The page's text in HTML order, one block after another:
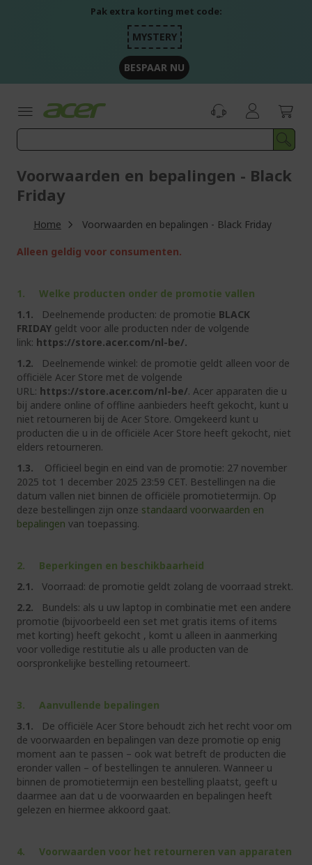
Pak extra korting met code:
MYSTERY
BESPAAR NU
Voorwaarden en bepalingen - Black
Friday
Home Voorwaarden en bepalingen - Black Friday
Alleen geldig voor consumenten.
1. Welke producten onder de promotie vallen
1.1.
Deelnemende producten: de promotie BLACK
FRIDAY geldt voor alle producten nder de volgende
link: https://store.acer.com/nl-be/.
1.2.
Deelnemende winkel: de promotie geldt alleen voor de
officiële Acer Store met de volgende
URL: https://store.acer.com/nl-be/. Acer apparaten die u
bij andere online of offline aanbieders heeft gekocht, kunt u
niet retourneren bij de Acer Store. Omgekeerd kunt u
producten die u in de officiële Acer Store heeft gekocht, niet
elders retourneren.
1.3.
Officieel begin en eind van de promotie: 27 november
2025 tot 1 december 2025 23:59 CET. Bestellingen na die
datum vallen niet binnen de officiële promotietermijn. Op
deze bestellingen zijn onze standaard voorwaarden en
bepalingen van toepassing.
2. Beperkingen en beschikbaarheid
2.1. Voorraad: de promotie geldt zolang de voorraad strekt.
2.2.
Bundels: als u uw laptop in combinatie met een andere
promotie (bijvoorbeeld een set met gratis items of items
met korting) heeft gekocht , komt u alleen in aanmerking
voor volledige restitutie als u alle producten van de
oorspronkelijke bestelling retourneert.
3. Aanvullende bepalingen
3.1.
De officiële Acer Store behoudt zich het recht voor om
de voorwaarden en bepalingen van deze promotie op enig
moment aan te passen – ook wat betreft de producten die
eronder vallen – of bestellingen te annuleren. Wanneer u
binnen de promotietermijn een bestelling plaatst, geeft u
daarmee aan dat u de voorwaarden en bepalingen heeft
gelezen en hiermee akkoord gaat.
4. Voorwaarden voor het retourneren van apparaten